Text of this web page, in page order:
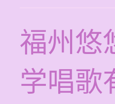
福州悠
学唱歌